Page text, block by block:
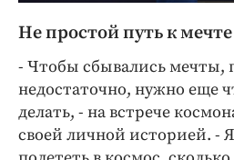
Не простой путь к мечте
- Чтобы сбывались мечты,
недостаточно, нужно еще
делать, - на встрече
своей личной историей. - Я